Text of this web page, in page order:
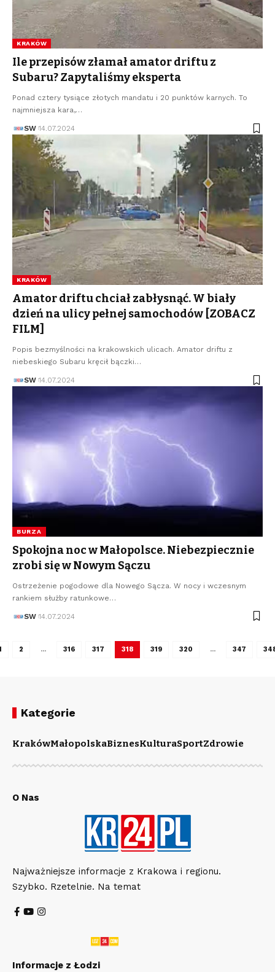
KRAKÓW
Ile przepisów złamał amator driftu z
Subaru? Zapytaliśmy eksperta
Ponad cztery tysiące złotych mandatu i 20 punktów karnych. To
najmniejsza kara,…
SW 14.07.2024
KRAKÓW
Amator driftu chciał zabłysnąć. W biały
dzień na ulicy pełnej samochodów [ZOBACZ
FILM]
Popis bezmyślności na krakowskich ulicach. Amator driftu z
niebeskiego Subaru kręcił bączki…
SW 14.07.2024
BURZA
Spokojna noc w Małopolsce. Niebezpiecznie
zrobi się w Nowym Sączu
Ostrzeżenie pogodowe dla Nowego Sącza. W nocy i wczesnym
rankiem służby ratunkowe…
SW 14.07.2024
2 … 316 317 318 319 320 … 347
Kategorie
KrakówMałopolskaBiznesKulturaSportZdrowie
O Nas
Najważniejsze informacje z Krakowa i regionu.
Szybko. Rzetelnie. Na temat
Informacje z Łodzi